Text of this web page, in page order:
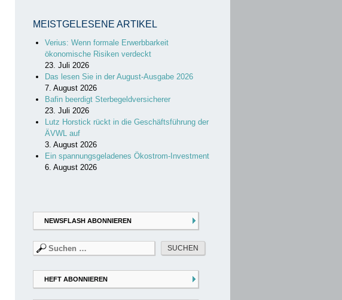
MEISTGELESENE ARTIKEL
Verius: Wenn formale Erwerbbarkeit
ökonomische Risiken verdeckt
23. Juli 2026
Das lesen Sie in der August-Ausgabe 2026
7. August 2026
Bafin beerdigt Sterbegeldversicherer
23. Juli 2026
Lutz Horstick rückt in die Geschäftsführung der
ÄVWL auf
3. August 2026
Ein spannungsgeladenes Ökostrom-Investment
6. August 2026
NEWSFLASH ABONNIEREN
Suchen
nach:
HEFT ABONNIEREN